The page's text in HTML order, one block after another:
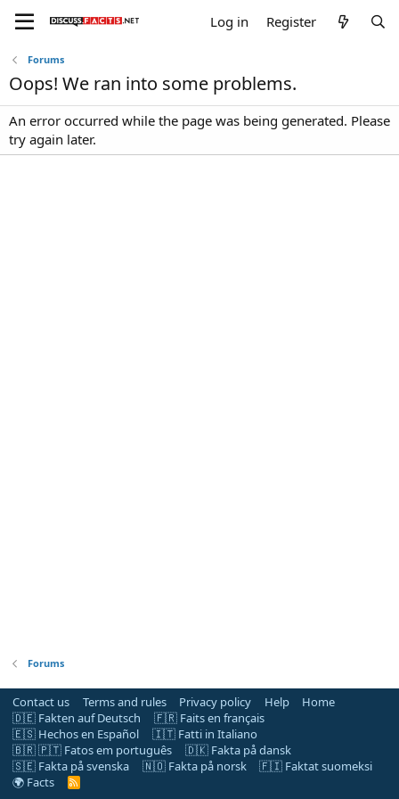
Log in Register
Forums
Oops! We ran into some problems.
An error occurred while the page was being generated. Please
try again later.
Forums
Contact us Terms and rules Privacy policy Help
Home
🇩🇪 Fakten auf Deutsch
🇫🇷 Faits en français
🇪🇸 Hechos en Español
🇮🇹 Fatti in Italiano
🇧🇷 🇵🇹 Fatos em português
🇩🇰 Fakta på dansk
🇸🇪 Fakta på svenska
🇳🇴 Fakta på norsk
🇫🇮 Faktat suomeksi
🌍 Facts
R